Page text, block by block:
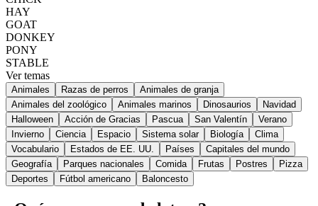
HAY
GOAT
DONKEY
PONY
STABLE
Ver temas
Animales Razas de perros
Animales de granja
Animales del zoológico
Animales marinos Dinosaurios
Navidad
Halloween
Acción de Gracias Pascua San Valentín
Verano
Invierno
Ciencia Espacio Sistema solar Biología
Clima
Vocabulario
Estados de EE. UU. Países
Capitales del mundo
Geografía
Parques nacionales Comida Frutas Postres
Pizza
Deportes
Fútbol americano Baloncesto